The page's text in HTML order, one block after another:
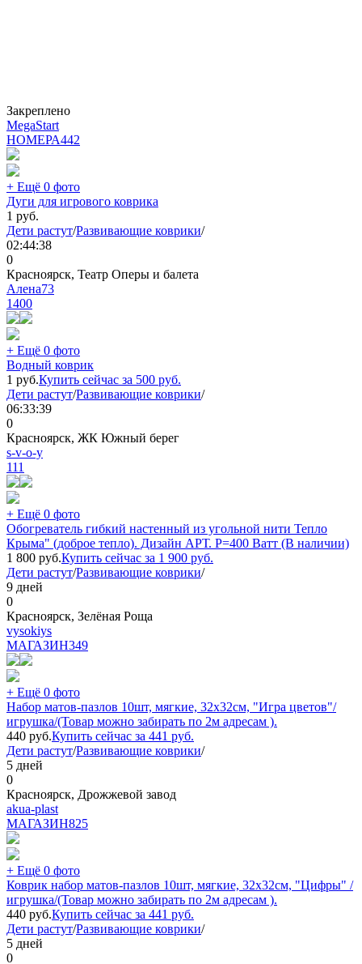
Закреплено
MegaStart
НОМЕРА442
+ Ещё 0 фото
Дуги для игрового коврика
1 руб.
Дети растут/Развивающие коврики/
02:44:38
0
Красноярск, Театр Оперы и балета
Алена73
1400
+ Ещё 0 фото
Водный коврик
1 руб.Купить сейчас за 500 руб.
Дети растут/Развивающие коврики/
06:33:39
0
Красноярск, ЖК Южный берег
s-v-o-y
111
+ Ещё 0 фото
Обогреватель гибкий настенный из угольной нити Тепло
Крыма" (доброе тепло). Дизайн АРТ. P=400 Ватт (В наличии)
1 800 руб.Купить сейчас за 1 900 руб.
Дети растут/Развивающие коврики/
9 дней
0
Красноярск, Зелёная Роща
vysokiys
МАГАЗИН349
+ Ещё 0 фото
Набор матов-пазлов 10шт, мягкие, 32х32см, "Игра цветов"/
игрушка/(Товар можно забирать по 2м адресам ).
440 руб.Купить сейчас за 441 руб.
Дети растут/Развивающие коврики/
5 дней
0
Красноярск, Дрожжевой завод
akua-plast
МАГАЗИН825
+ Ещё 0 фото
Коврик набор матов-пазлов 10шт, мягкие, 32х32см, "Цифры" /
игрушка/(Товар можно забирать по 2м адресам ).
440 руб.Купить сейчас за 441 руб.
Дети растут/Развивающие коврики/
5 дней
0